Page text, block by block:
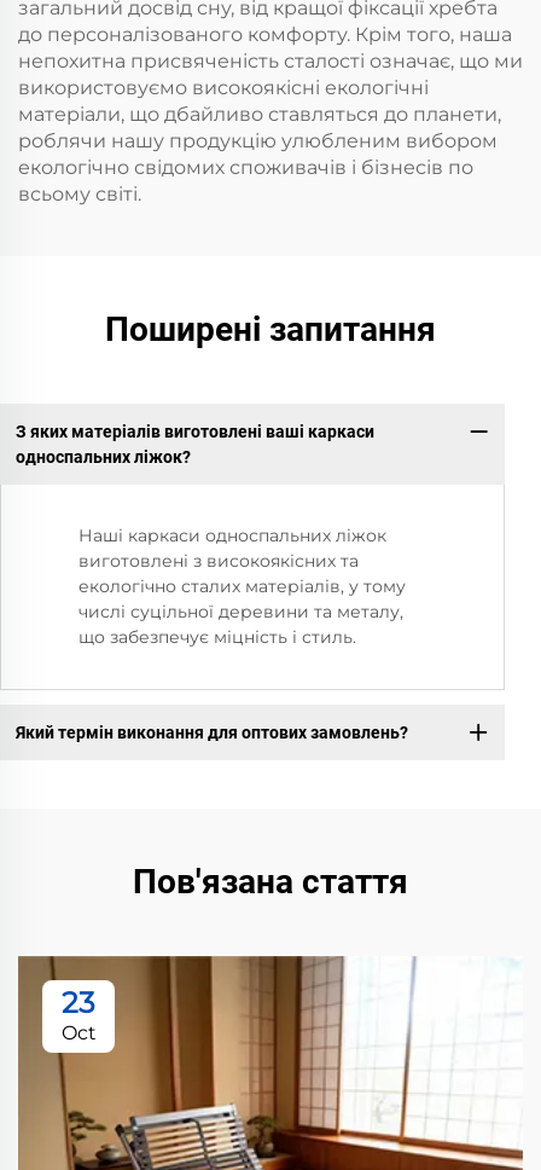
загальний досвід сну, від кращої фіксації хребта
до персоналізованого комфорту. Крім того, наша
непохитна присвяченість сталості означає, що ми
використовуємо високоякісні екологічні
матеріали, що дбайливо ставляться до планети,
роблячи нашу продукцію улюбленим вибором
екологічно свідомих споживачів і бізнесів по
всьому світі.
Поширені запитання
З яких матеріалів виготовлені ваші каркаси
односпальних ліжок?
Наші каркаси односпальних ліжок
виготовлені з високоякісних та
екологічно сталих матеріалів, у тому
числі суцільної деревини та металу,
що забезпечує міцність і стиль.
Який термін виконання для оптових замовлень?
Пов'язана стаття
23
Oct